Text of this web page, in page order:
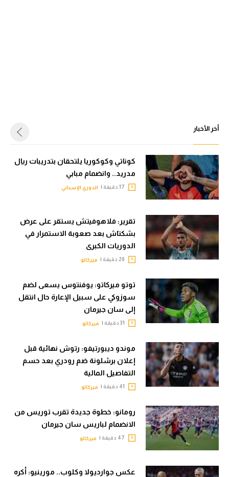
أخر الأخبار
كوناتي وكوكوريا يلتحقان بتدريبات ريال
مدريد.. وانضمام مبابي
الدوري الإسباني
تقرير: فلاهوفيتش يستقر على عرض
بشكتاش بعد صعوبة الاستمرار في
الدوريات الكبرى
ميركاتو
توتو ميركاتو: يوفنتوس يسعى لضم
سوزوكي على سبيل الإعارة حال انتقل
إلى سان جيرمان
ميركاتو
موندو ديبورتيفو: رتوش نهائية قبل
إعلان برشلونة ضم رودري بعد حسم
التفاصيل المالية
ميركاتو
رومانو: خطوة جديدة تقرب توريس من
الانضمام لباريس سان جيرمان
ميركاتو
عكس جوارديولا وكلوب.. مورينيو: أكره